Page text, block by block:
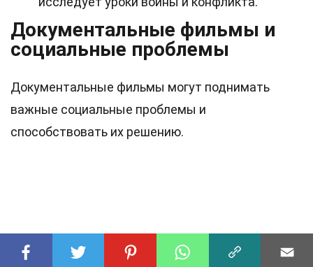
Документальные фильмы и
социальные проблемы
Документальные фильмы могут поднимать
важные социальные проблемы и
способствовать их решению.